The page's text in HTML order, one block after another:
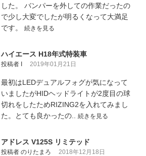
した。 バンパーを外しての作業だったの
で少し大変でしたが明るくなって大満足
です。 続きを見る
ハイエース H18年式特装車
投稿者 I 2019年01月21日
最初はLEDデュアルフォグが気になって
いましたがHIDヘッドライトが2度目の球
切れをしたためRIZING2を入れてみまし
た。とても良かったの.. 続きを見る
アドレス V125S リミテッド
投稿者 のりたまろ 2018年12月18日